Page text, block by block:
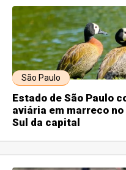
São Paulo
Estado de São Paulo
aviária em marreco
Sul da capital